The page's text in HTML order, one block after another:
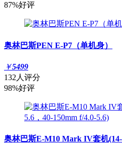
87%好评
奥林巴斯PEN E-P7（单机身）
￥5499
132人评分
98%好评
奥林巴斯E-M10 Mark IV套机(14-